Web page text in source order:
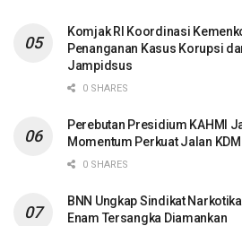
Komjak RI Koordinasi
Penanganan Kasus Korupsi
Jampidsus
0 SHARES
Perebutan Presidium KAHMI
Momentum Perkuat Jalan
0 SHARES
BNN Ungkap Sindikat
Enam Tersangka Diamankan